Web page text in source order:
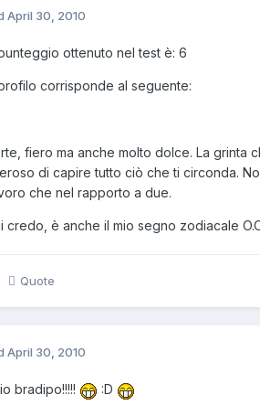
April 30, 2010
ottenuto nel test è: 6
corrisponde al seguente:
fiero ma anche molto dolce. La grinta
di capire tutto ciò che ti circonda.
che nel rapporto a due.
credo, è anche il mio segno zodiacale
Quote
April 30, 2010
bradipo!!!!! :D